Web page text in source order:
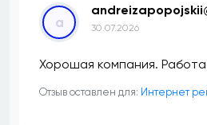
a 30.07.2026
Хорошая компания.
Отзыв оставлен для: Интернет